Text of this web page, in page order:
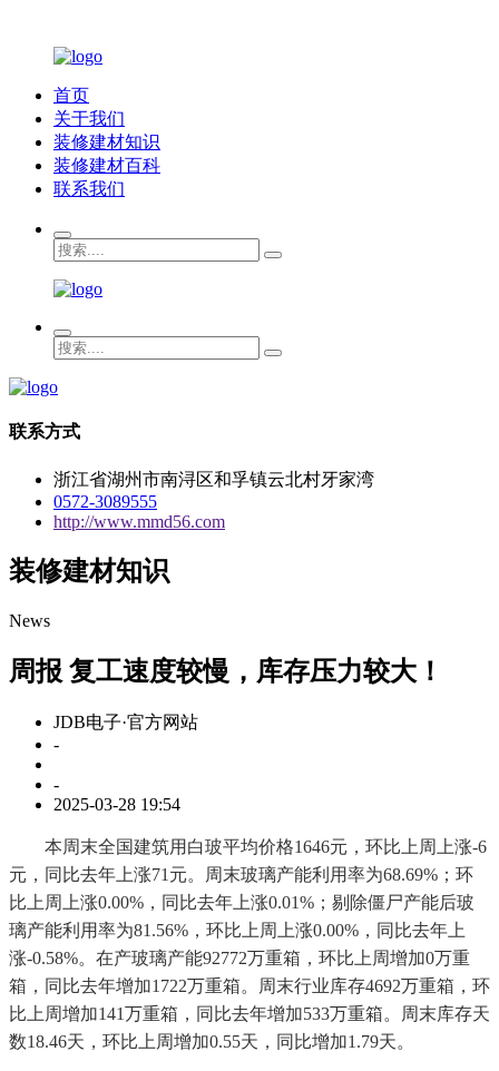
首页
关于我们
装修建材知识
装修建材百科
联系我们
联系方式
浙江省湖州市南浔区和孚镇云北村牙家湾
0572-3089555
http://www.mmd56.com
装修建材知识
News
周报 复工速度较慢，库存压力较大！
JDB电子·官方网站
-
-
2025-03-28 19:54
本周末全国建筑用白玻平均价格1646元，环比上周上涨-6
元，同比去年上涨71元。周末玻璃产能利用率为68.69%；环
比上周上涨0.00%，同比去年上涨0.01%；剔除僵尸产能后玻
璃产能利用率为81.56%，环比上周上涨0.00%，同比去年上
涨-0.58%。在产玻璃产能92772万重箱，环比上周增加0万重
箱，同比去年增加1722万重箱。周末行业库存4692万重箱，环
比上周增加141万重箱，同比去年增加533万重箱。周末库存天
数18.46天，环比上周增加0.55天，同比增加1.79天。